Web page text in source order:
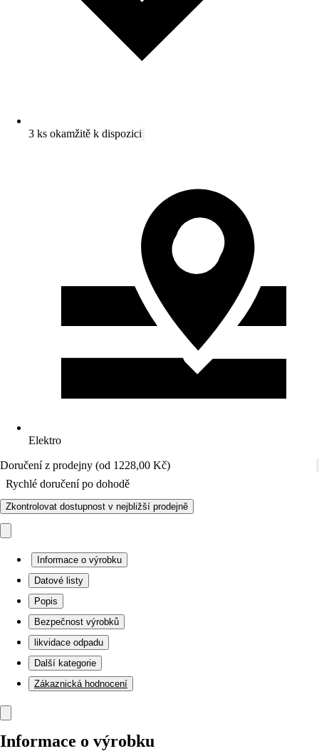
3 ks okamžitě k dispozici
Elektro
Doručení z prodejny (od 1228,00 Kč)
Rychlé doručení po dohodě
Zkontrolovat dostupnost v nejbližší prodejně
Informace o výrobku
Datové listy
Popis
Bezpečnost výrobků
likvidace odpadu
Další kategorie
Zákaznická hodnocení
Informace o výrobku